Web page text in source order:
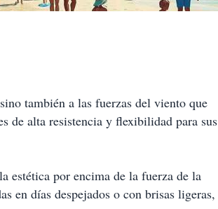
también a las fuerzas del viento que
de alta resistencia y flexibilidad para sus
estética por encima de la fuerza de la
en días despejados o con brisas ligeras,